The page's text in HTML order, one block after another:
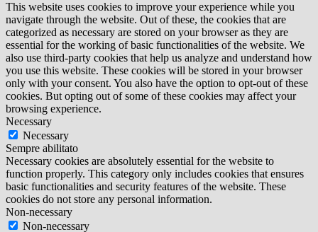
This website uses cookies to improve your experience while you
navigate through the website. Out of these, the cookies that are
categorized as necessary are stored on your browser as they are
essential for the working of basic functionalities of the website. We
also use third-party cookies that help us analyze and understand how
you use this website. These cookies will be stored in your browser
only with your consent. You also have the option to opt-out of these
cookies. But opting out of some of these cookies may affect your
browsing experience.
Necessary
Necessary
Sempre abilitato
Necessary cookies are absolutely essential for the website to
function properly. This category only includes cookies that ensures
basic functionalities and security features of the website. These
cookies do not store any personal information.
Non-necessary
Non-necessary